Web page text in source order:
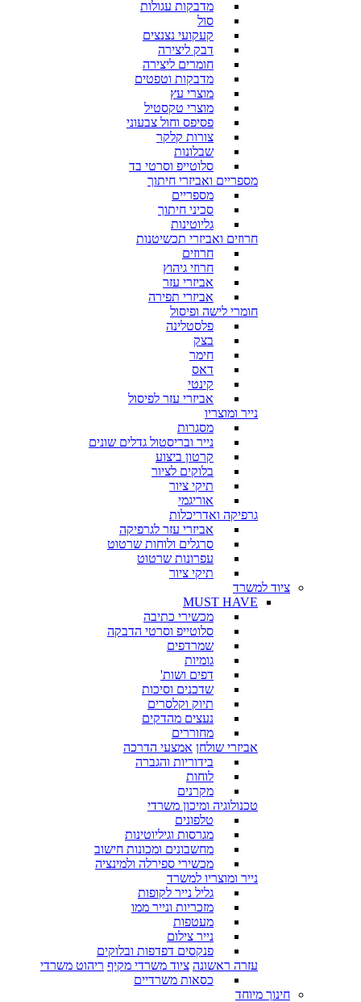
מדבקות עגולות
סול
קעקועי נצנצים
דבק ליצירה
חומרים ליצירה
מדבקות וטפטים
מוצרי עץ
מוצרי טקסטיל
פסיפס וחול צבעוני
צורות קלקר
שבלונות
סלוטייפ וסרטי בד
מספריים ואביזרי חיתוך
מספריים
סכיני חיתוך
גליוטינות
חרוזים ואביזרי תכשיטנות
חרוזים
חרוזי גיהוץ
אביזרי עזר
אביזרי תפירה
חומרי לישה ופיסול
פלסטלינה
בצק
חימר
דאס
קינטי
אביזרי עזר לפיסול
נייר ומוצריו
מסגרות
נייר ובריסטול גדלים שונים
קרטון ביצוע
בלוקים לציור
תיקי ציור
אוריגמי
גרפיקה ואדריכלות
אביזרי עזר לגרפיקה
סרגלים ולוחות שרטוט
עפרונות שרטוט
תיקי ציור
ציוד למשרד
MUST HAVE
מכשירי כתיבה
סלוטייפ וסרטי הדבקה
שמרדפים
גומיות
דפים ושות'
שדכנים וסיכות
תיוק וקלסרים
נעצים מהדקים
מחוררים
אביזרי שולחן אמצעי הדרכה
בידוריות והגברה
לוחות
מקרנים
טכנולוגיה ומיכון משרדי
טלפונים
מגרסות וגיליוטינות
מחשבונים ומכונות חישוב
מכשירי ספירלה ולמינציה
נייר ומוצריו למשרד
גליל נייר לקופות
מזכריות ונייר ממו
מעטפות
נייר צילום
פנקסים דפדפות ובלוקים
עזרה ראשונה ציוד משרדי מקיף ריהוט משרדי
כסאות משרדיים
חינוך מיוחד